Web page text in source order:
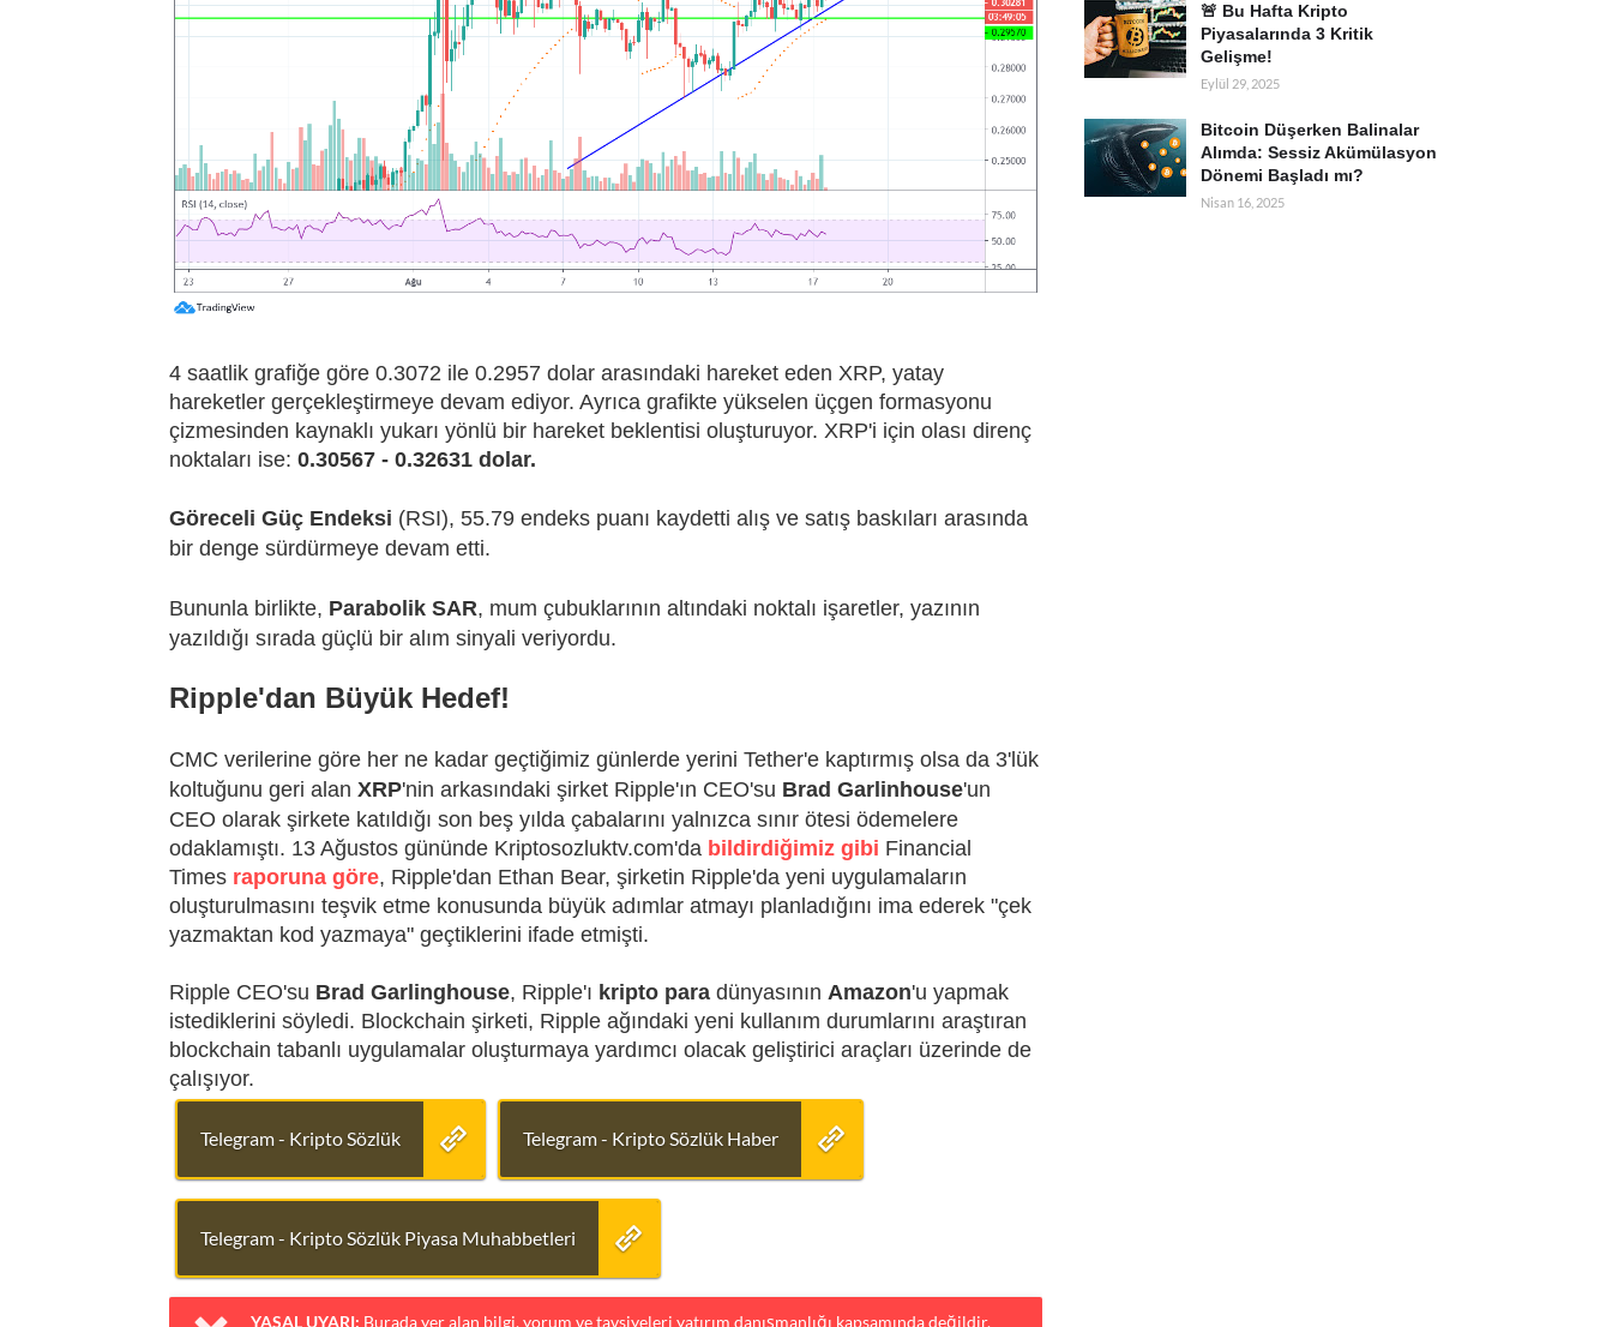
4 saatlik grafiğe göre 0.3072 ile 0.2957 dolar arasındaki hareket eden XRP, yatay
hareketler gerçekleştirmeye devam ediyor. Ayrıca grafikte yükselen üçgen formasyonu
çizmesinden kaynaklı yukarı yönlü bir hareket beklentisi oluşturuyor. XRP'i için olası direnç
noktaları ise: 0.30567 - 0.32631 dolar.
Göreceli Güç Endeksi (RSI), 55.79 endeks puanı kaydetti alış ve satış baskıları arasında
bir denge sürdürmeye devam etti.
Bununla birlikte, Parabolik SAR, mum çubuklarının altındaki noktalı işaretler, yazının
yazıldığı sırada güçlü bir alım sinyali veriyordu.
Ripple'dan Büyük Hedef!
CMC verilerine göre her ne kadar geçtiğimiz günlerde yerini Tether'e kaptırmış olsa da 3'lük
koltuğunu geri alan XRP'nin arkasındaki şirket Ripple'ın CEO'su Brad Garlinhouse'un
CEO olarak şirkete katıldığı son beş yılda çabalarını yalnızca sınır ötesi ödemelere
odaklamıştı. 13 Ağustos gününde Kriptosozluktv.com'da bildirdiğimiz gibi Financial
Times raporuna göre, Ripple'dan Ethan Bear, şirketin Ripple'da yeni uygulamaların
oluşturulmasını teşvik etme konusunda büyük adımlar atmayı planladığını ima ederek "çek
yazmaktan kod yazmaya" geçtiklerini ifade etmişti.
Ripple CEO'su Brad Garlinghouse, Ripple'ı kripto paradünyasının Amazon'u yapmak
istediklerini söyledi. Blockchain şirketi, Ripple ağındaki yeni kullanım durumlarını araştıran
blockchain tabanlı uygulamalar oluşturmaya yardımcı olacak geliştirici araçları üzerinde de
çalışıyor.
Telegram - Kripto Sözlük Telegram - Kripto Sözlük Haber
Telegram - Kripto Sözlük Piyasa Muhabbetleri
YASAL UYARI: Burada yer alan bilgi, yorum ve tavsiyeleri yatırım danışmanlığı kapsamında değildir.
🚨 Bu Hafta Kripto
Piyasalarında 3 Kritik
Gelişme!
Eylül 29, 2025
Bitcoin Düşerken Balinalar
Alımda: Sessiz Akümülasyon
Dönemi Başladı mı?
Nisan 16, 2025